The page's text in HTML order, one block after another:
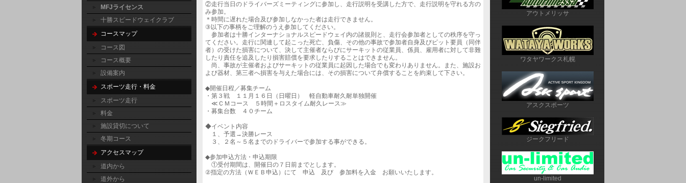
MFJライセンス
十勝スピードウェイクラブ
コースマップ
コース図
コース概要
設備案内
スポーツ走行・料金
スポーツ走行
料金
施設貸切について
冬期コース
アクセスマップ
道内から
道外から
②走行当日のドライバーズミーティングに参加し、走行説明を受講した方で、走行説明を守れる方の
み参加。
＊時間に遅れた場合及び参加しなかった者は走行できません。
③以下の事柄をご理解のうえ参加してください。
参加者は十勝インターナショナルスピードウェイ内の諸規則と、走行会参加者としての秩序を守っ
てください。走行に関連して起こった死亡、負傷、その他の事故で参加者自身及びピット要員（同伴
者）の受けた損害について、決して主催者ならびにサーキットの従業員、係員、雇用者に対して非難
したり責任を追及したり損害賠償を要求したりすることはできません。
尚、事故が主催者およびサーキットの従業員に起因した場合でも変わりありません。また、施設お
よび器材、第三者へ損害を与えた場合には、その損害について弁償することを約束して下さい。
◆開催日程／募集チーム
・第３戦 １１月１６日（日曜日） 軽自動車耐久耐単独開催
≪ＣＭコース ５時間＋ロスタイム耐久レース≫
・募集台数 ４０チーム
◆イベント内容
１、予選→決勝レース
３、２名～５名までのドライバーで参加する事ができる。
◆参加申込方法・申込期限
①受付期間は、開催日の７日前までとします。
②指定の方法（ＷＥＢ申込）にて 申込 及び 参加料を入金 お願いいたします。
アウトメリッサ
ワタヤワークス札幌
アスクスポーツ
ジークフリード
un-limited